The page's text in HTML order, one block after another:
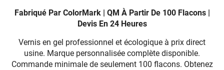
Fabriqué Par ColorMark | QM À Partir De 100 Flacons |
Devis En 24 Heures
Vernis en gel professionnel et écologique à prix direct
usine. Marque personnalisée complète disponible.
Commande minimale de seulement 100 flacons. Obtenez